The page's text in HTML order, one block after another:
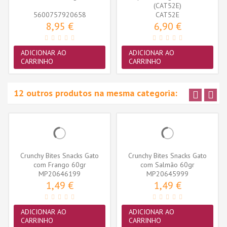
5600757920658
8,95 €
ADICIONAR AO
CARRINHO
(CAT52E)
CAT52E
6,90 €
ADICIONAR AO
CARRINHO
12 outros produtos na mesma categoria:
Crunchy Bites Snacks Gato
com Frango 60gr
MP20646199
1,49 €
ADICIONAR AO
CARRINHO
Crunchy Bites Snacks Gato
com Salmão 60gr
MP20645999
1,49 €
ADICIONAR AO
CARRINHO